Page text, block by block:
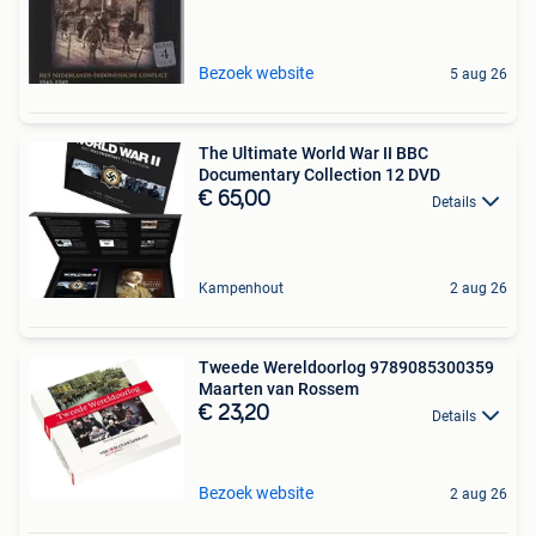
Bezoek website 5 aug 26
The Ultimate World War II BBC
Documentary Collection 12 DVD
€ 65,00 Details
Kampenhout 2 aug 26
Tweede Wereldoorlog 9789085300359
Maarten van Rossem
€ 23,20 Details
Bezoek website 2 aug 26